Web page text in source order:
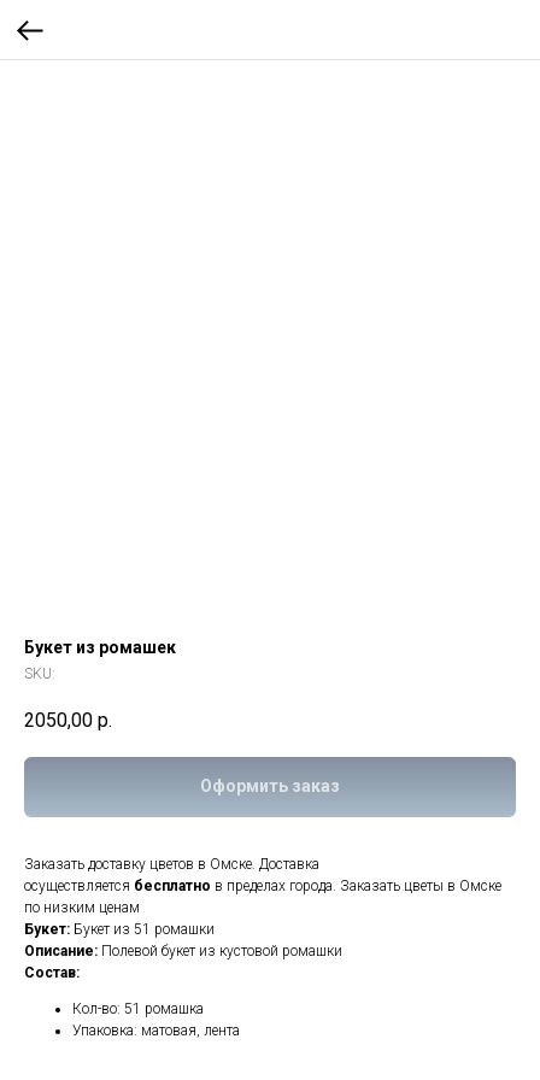
Букет из ромашек
SKU:
2050,00 р.
Оформить заказ
Заказать доставку цветов в Омске. Доставка
осуществляется бесплатно в пределах города. Заказать цветы в Омске
по низким ценам
Букет: Букет из 51 ромашки
Описание: Полевой букет из кустовой ромашки
Состав:
Кол-во: 51 ромашка
Упаковка: матовая, лента